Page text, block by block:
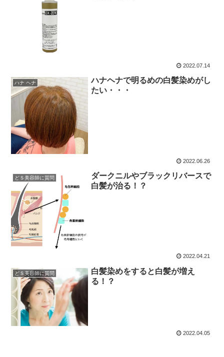
2022.07.14
ハナ ヘナ
ハナヘナで明るめの白髪染めがし
たい・・・
2022.06.26
どＳ美容師に質問
ダークニルやブラックリバースで
白髪が治る！？
2022.04.21
どＳ美容師に質問
白髪染めをすると白髪が増え
る！？
2022.04.05